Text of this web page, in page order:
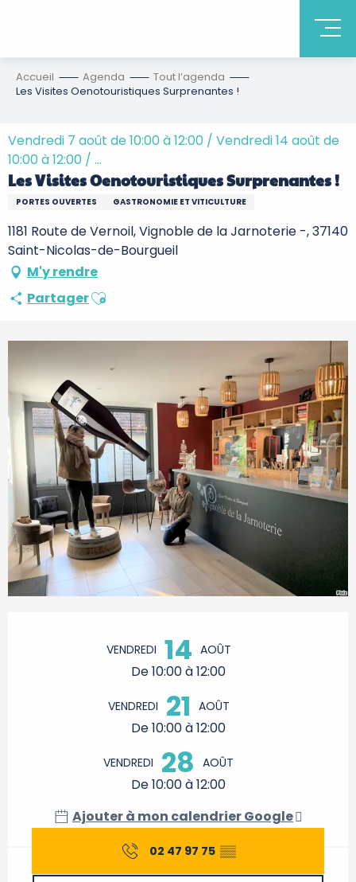
Accueil Agenda
Tout l’agenda
Les Visites Oenotouristiques Surprenantes !
Vendredi 7 août de 10:00 à 12:00 / Vendredi 14 août de
10:00 à 12:00 / ...
Les Visites Oenotouristiques Surprenantes !
PORTES OUVERTES GASTRONOMIE ET VITICULTURE
1181 Route de Vernoil, Vignoble de la Jarnoterie -, 37140
Saint-Nicolas-de-Bourgueil
M'y rendre
PartagerAjouter aux favoris
VENDREDI 14 AOÛT
De 10:00 à 12:00
VENDREDI 21 AOÛT
De 10:00 à 12:00
VENDREDI 28 AOÛT
De 10:00 à 12:00
Ajouter à mon calendrier Google
02 47 97 75 ▒▒